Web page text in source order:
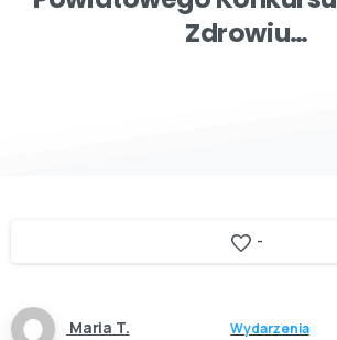
Zdrowiu…
-
Maria T. Wydarzenia